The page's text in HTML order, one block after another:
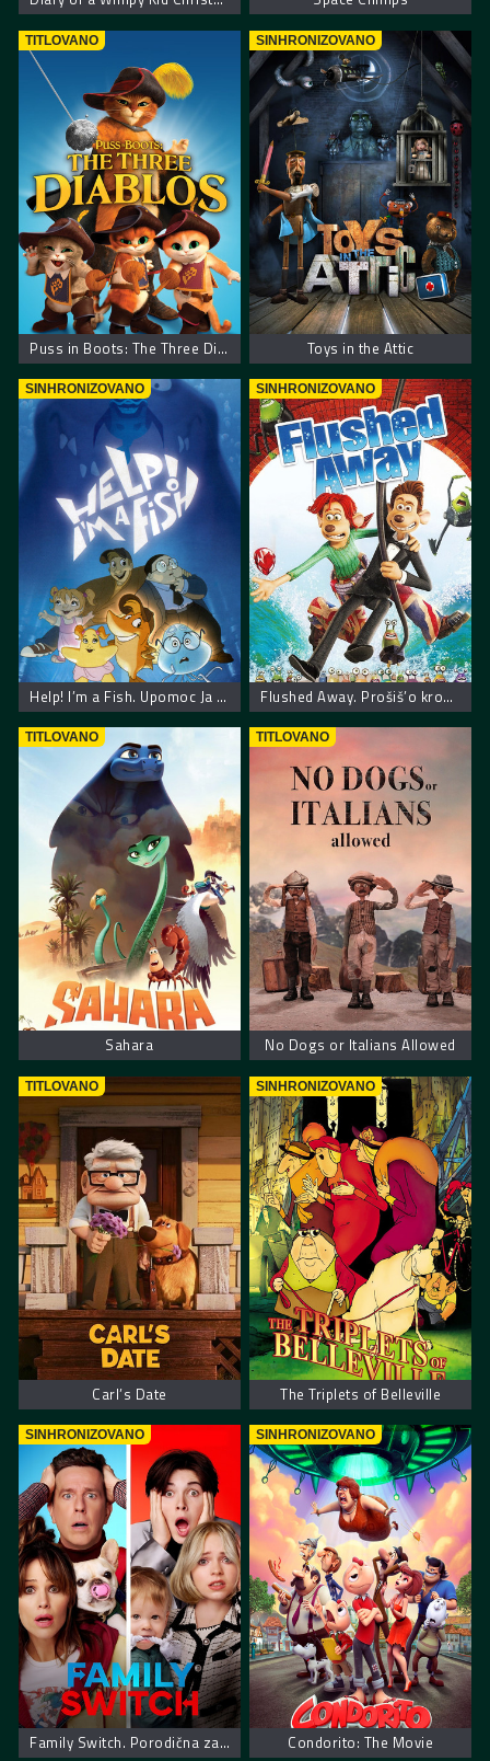
TITLOVANO
Puss in Boots: The Three Diablos
SINHRONIZOVANO
Toys in the Attic
SINHRONIZOVANO
Help! I’m a Fish. Upomoc Ja Sam Ribica
SINHRONIZOVANO
Flushed Away. Prošiš’o kroz šolju
TITLOVANO
Sahara
TITLOVANO
No Dogs or Italians Allowed
TITLOVANO
Carl’s Date
SINHRONIZOVANO
The Triplets of Belleville
SINHRONIZOVANO
Family Switch. Porodična zamena
SINHRONIZOVANO
Condorito: The Movie